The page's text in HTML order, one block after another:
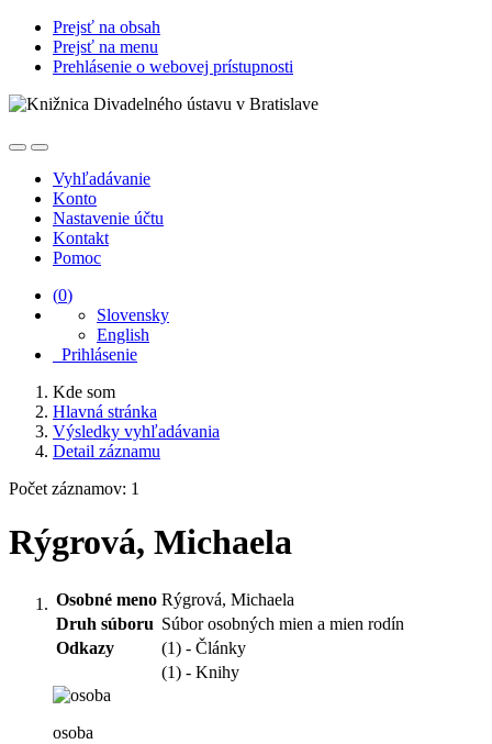
Prejsť na obsah
Prejsť na menu
Prehlásenie o webovej prístupnosti
Vyhľadávanie
Konto
Nastavenie účtu
Kontakt
Pomoc
(0)
Slovensky
English
Prihlásenie
Kde som
Hlavná stránka
Výsledky vyhľadávania
Detail záznamu
Počet záznamov: 1
Rýgrová, Michaela
Osobné meno Rýgrová, Michaela
Druh súboru Súbor osobných mien a mien rodín
Odkazy
(1) - Články
(1) - Knihy
osoba